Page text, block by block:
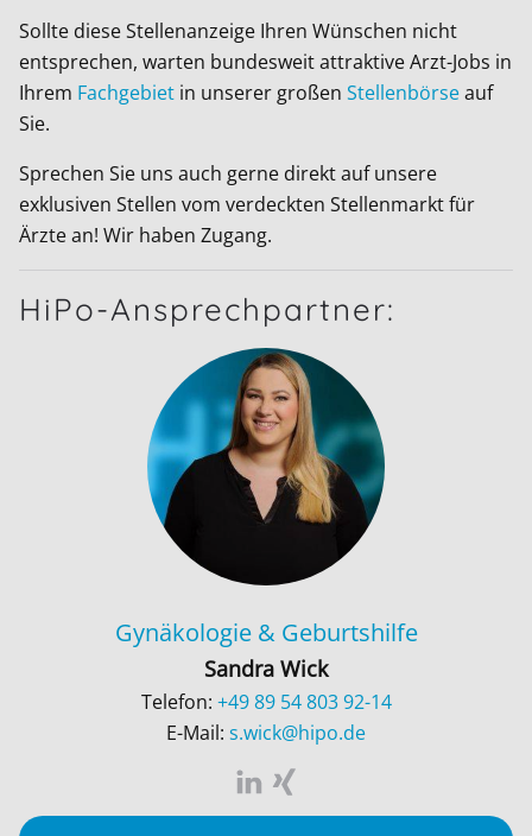
Sollte diese Stellenanzeige Ihren Wünschen nicht
entsprechen, warten bundesweit attraktive Arzt-Jobs in
Ihrem Fachgebiet in unserer großen Stellenbörseauf
Sie.
Sprechen Sie uns auch gerne direkt auf unsere
exklusiven Stellen vom verdeckten Stellenmarkt für
Ärzte an! Wir haben Zugang.
HiPo-Ansprechpartner:
Gynäkologie & Geburtshilfe
Sandra Wick
Telefon: +49 89 54 803 92-14
E-Mail: s.wick@hipo.de